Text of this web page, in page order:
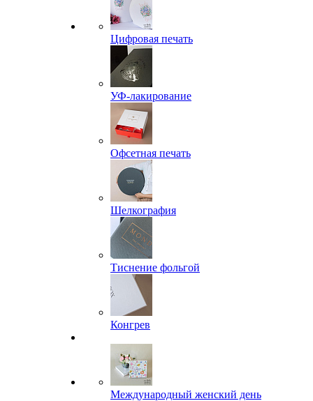
Цифровая печать
УФ-лакирование
Офсетная печать
Шелкография
Тиснение фольгой
Конгрев
Международный женский день